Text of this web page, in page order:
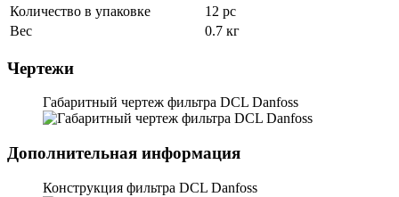
Количество в упаковке
12 pc
Вес
0.7 кг
Чертежи
Габаритный чертеж фильтра DCL Danfoss
Дополнительная информация
Конструкция фильтра DCL Danfoss